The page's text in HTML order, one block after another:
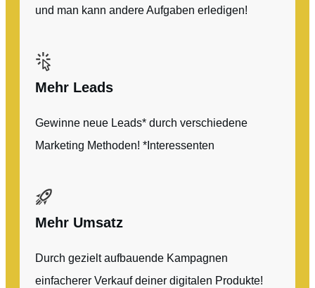
und man kann andere Aufgaben erledigen!
Mehr Leads
Gewinne neue Leads* durch verschiedene
Marketing Methoden! *Interessenten
Mehr Umsatz
Durch gezielt aufbauende Kampagnen
einfacherer Verkauf deiner digitalen Produkte!